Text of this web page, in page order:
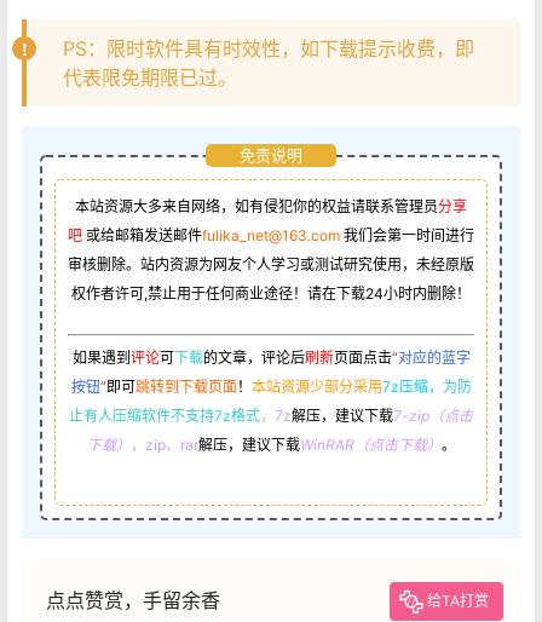
PS：限时软件具有时效性，如下载提示收费，即
代表限免期限已过。
免责说明
本站资源大多来自网络，如有侵犯你的权益请联系管理员分享
吧 或给邮箱发送邮件fulika_net@163.com 我们会第一时间进行
审核删除。站内资源为网友个人学习或测试研究使用，未经原版
权作者许可,禁止用于任何商业途径！请在下载24小时内删除！
如果遇到评论可下载的文章，评论后刷新页面点击“对应的蓝字
按钮”即可跳转到下载页面！ 本站资源少部分采用7z压缩， 为防
止有人压缩软件不支持7z格式，7z解压，建议下载7-zip（点击
下载） ，zip、rar解压，建议下载WinRAR（点击下载） 。
点点赞赏，手留余香 给TA打赏